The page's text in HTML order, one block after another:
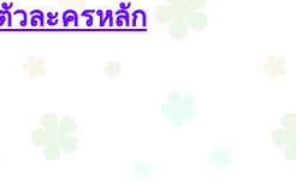
วละครหลัก